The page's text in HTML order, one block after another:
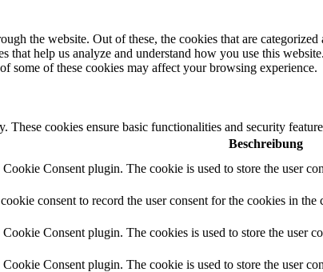
the website. Out of these, the cookies that are categorized
help us analyze and understand how you use this
some of these cookies may affect your browsing experience.
cookies ensure basic functionalities and security
Beschreibung
Consent plugin. The cookie is used to store the user
consent to record the user consent for the cookies in
Consent plugin. The cookies is used to store the user
Consent plugin. The cookie is used to store the user